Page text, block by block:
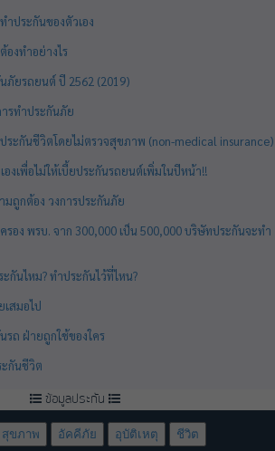
ประกันของตัวเอง
องทำอย่างไร
ภัยรถยนต์ ปี 2562 (2019)
รทำประกันภัย
ระกันชีวิตโดยไม่ตรวจสุขภาพ (non-medical insurance)
องเพื่อไม่ให้เบี้ยประกันรถยนต์เพิ่มในปีหน้า!!
ถูกต้อง วงการประกันภัย
อง พรบ. จาก 300,000 เป็น 500,000 บริษัทประกันจะทำ
กันไหม? ทำประกันไว้ที่ไหน?
เสมอไป
รถ ฝ่ายถูกใช้ของใคร
ะกันชีวิต
ข้อมูลประกัน
สุขภาพ อัคคีภัย อุบัติเหตุ ชีวิต